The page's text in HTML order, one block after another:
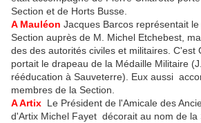
Section et de Horts Busse.
A Mauléon Jacques Barcos représentait
Section auprès de M. Michel Etchebest,
des des autorités civiles et militaires. C'est
portait le drapeau de la Médaille Militaire
rééducation à Sauveterre). Eux aussi
membres de la Section.
A Artix Le Président de l'Amicale des
d'Artix Michel Fayet décorait au nom de la